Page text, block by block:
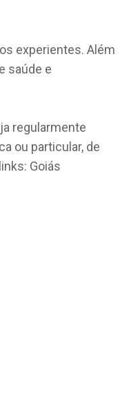
experientes. Além
saúde e
regularmente
ou particular, de
Goiás